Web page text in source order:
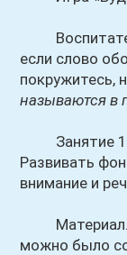
если слово
покружитесь,
называются в
Занятие
Развивать
внимание и
Материал.
можно было